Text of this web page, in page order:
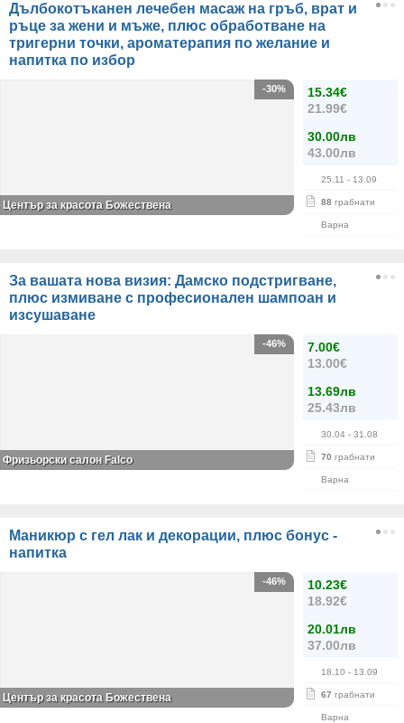
Дълбокотъканен лечебен масаж на гръб, врат и
ръце за жени и мъже, плюс обработване на
тригерни точки, ароматерапия по желание и
напитка по избор
15.34€
21.99€
30.00лв
43.00лв
25.11 - 13.09
88 грабнати
Варна
-30%
Център за красота Божествена
За вашата нова визия: Дамско подстригване,
плюс измиване с професионален шампоан и
изсушаване
7.00€
13.00€
13.69лв
25.43лв
30.04 - 31.08
70 грабнати
Варна
-46%
Фризьорски салон Falco
Маникюр с гел лак и декорации, плюс бонус -
напитка
10.23€
18.92€
20.01лв
37.00лв
18.10 - 13.09
67 грабнати
Варна
-46%
Център за красота Божествена